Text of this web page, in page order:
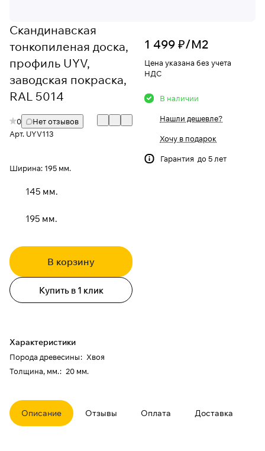
Скандинавская
тонкопиленая доска,
профиль UYV,
заводская покраска,
RAL 5014
0
Нет отзывов
Арт. UYV113
Ширина: 195 мм.
145 мм.
195 мм.
В корзину
Купить в 1 клик
Характеристики
Порода древесины: Хвоя
Толщина, мм.: 20 мм.
1 499 ₽/М2
Цена указана без учета
НДС
В наличии
Нашли дешевле?
Хочу в подарок
Гарантия до 5 лет
Описание Отзывы Оплата Доставка